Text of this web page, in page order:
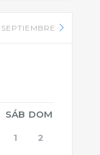
SEPTIEMBRE
SÁB DOM
1 2